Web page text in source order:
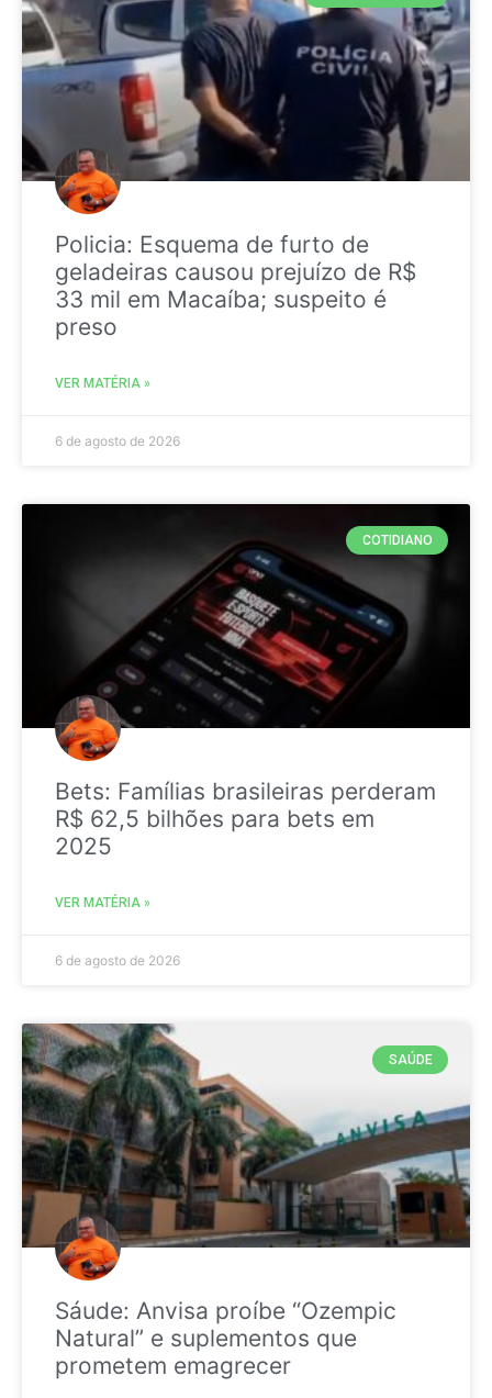
Policia: Esquema de furto de
geladeiras causou prejuízo de R$
33 mil em Macaíba; suspeito é
preso
VER MATÉRIA »
6 de agosto de 2026
COTIDIANO
Bets: Famílias brasileiras perderam
R$ 62,5 bilhões para bets em
2025
VER MATÉRIA »
6 de agosto de 2026
SAÚDE
Sáude: Anvisa proíbe “Ozempic
Natural” e suplementos que
prometem emagrecer